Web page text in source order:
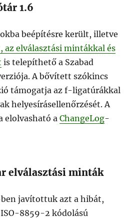
1.6
beépítésre került, illetve
az elválasztási mintákkal és
is telepíthető a Szabad
A bővített szókincs
támogatja az f-ligatúrákkal
helyesírásellenőrzését. A
elolvasható aChangeLog-
elválasztási minták
javítottuk azt a hibát,
8859-2 kódolású